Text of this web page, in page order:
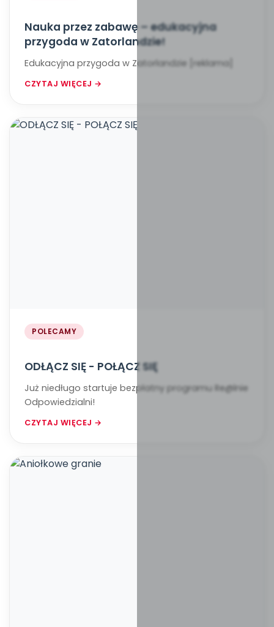
Nauka przez zabawę – edukacyjna
przygoda w Zatorlandzie!
Edukacyjna przygoda w Zatorlandzie [reklama]
CZYTAJ WIĘCEJ →
POLECAMY
ODŁĄCZ SIĘ - POŁĄCZ SIĘ
Już niedługo startuje bezpłatny programu Re@lnie
Odpowiedzialni!
CZYTAJ WIĘCEJ →